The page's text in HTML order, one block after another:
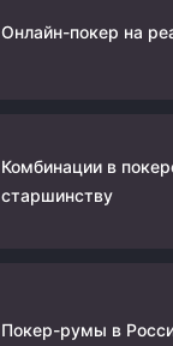
Онлайн-покер на
Комбинации в
старшинству
Покер-румы в